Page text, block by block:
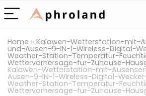
Home » Kalawen-Wetterstation-mit-
und-Ausen-9-IN-1-Wireless-Digital-
Weather-Station-Temperatur-
Wettervorhersage-fur-Zuhause-
Kalawen-Wetterstation-mit-
Ausen-9-IN-1-Wireless-Digital-
Weather-Station-Temperatur-
Wettervorhersage-fur-Zuhause-